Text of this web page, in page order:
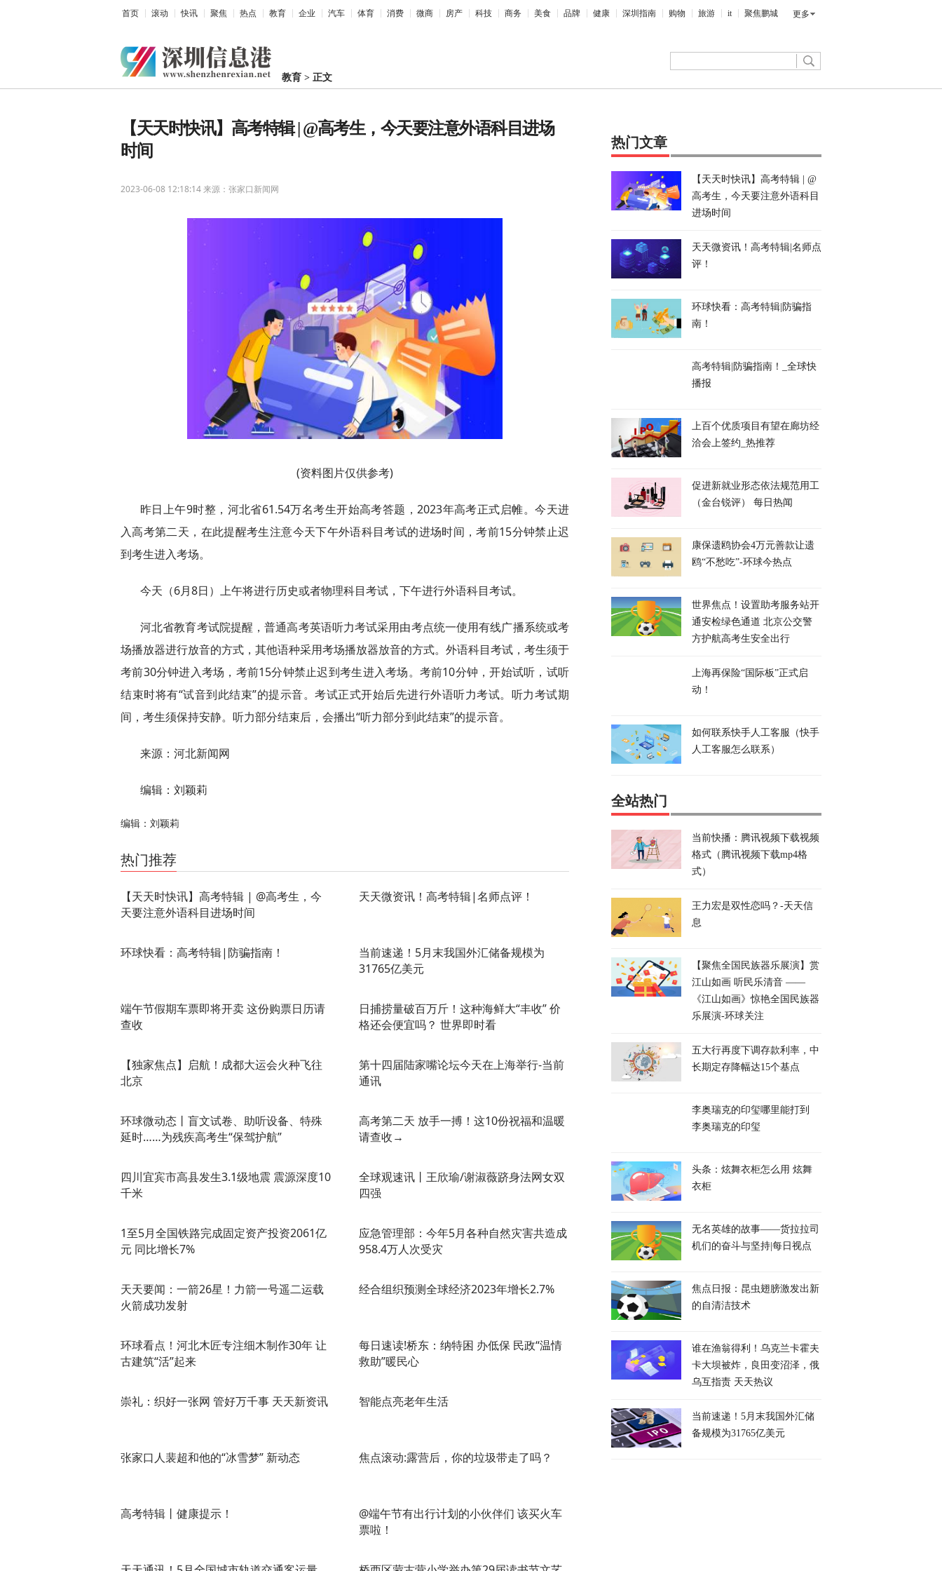
首页 滚动 快讯 聚焦 热点 教育 企业 汽车 体育 消费 微商 房产 科技 商务 美食 品牌 健康 深圳指南 购物 旅游 it 聚焦鹏城 更多
教育 > 正文
【天天时快讯】高考特辑 | @高考生，今天要注意外语科目进场
时间
2023-06-08 12:18:14来源：张家口新闻网
(资料图片仅供参考)
昨日上午9时整，河北省61.54万名考生开始高考答题，2023年高考正式启帷。今天进
入高考第二天，在此提醒考生注意今天下午外语科目考试的进场时间，考前15分钟禁止迟
到考生进入考场。
今天（6月8日）上午将进行历史或者物理科目考试，下午进行外语科目考试。
河北省教育考试院提醒，普通高考英语听力考试采用由考点统一使用有线广播系统或考
场播放器进行放音的方式，其他语种采用考场播放器放音的方式。外语科目考试，考生须于
考前30分钟进入考场，考前15分钟禁止迟到考生进入考场。考前10分钟，开始试听，试听
结束时将有“试音到此结束”的提示音。考试正式开始后先进行外语听力考试。听力考试期
间，考生须保持安静。听力部分结束后，会播出“听力部分到此结束”的提示音。
来源：河北新闻网
编辑：刘颖莉
编辑：刘颖莉
热门推荐
【天天时快讯】高考特辑 | @高考生，今
天要注意外语科目进场时间
天天微资讯！高考特辑|名师点评！
环球快看：高考特辑|防骗指南！
当前速递！5月末我国外汇储备规模为
31765亿美元
端午节假期车票即将开卖 这份购票日历请
查收
日捕捞量破百万斤！这种海鲜大“丰收” 价
格还会便宜吗？ 世界即时看
【独家焦点】启航！成都大运会火种飞往
北京
第十四届陆家嘴论坛今天在上海举行-当前
通讯
环球微动态丨盲文试卷、助听设备、特殊
延时……为残疾高考生“保驾护航”
高考第二天 放手一搏！这10份祝福和温暖
请查收→
四川宜宾市高县发生3.1级地震 震源深度10
千米
全球观速讯丨王欣瑜/谢淑薇跻身法网女双
四强
1至5月全国铁路完成固定资产投资2061亿
元 同比增长7%
应急管理部：今年5月各种自然灾害共造成
958.4万人次受灾
天天要闻：一箭26星！力箭一号遥二运载
火箭成功发射
经合组织预测全球经济2023年增长2.7%
环球看点！河北木匠专注细木制作30年 让
古建筑“活”起来
每日速读!桥东：纳特困 办低保 民政“温情
救助”暖民心
崇礼：织好一张网 管好万千事 天天新资讯 智能点亮老年生活
张家口人裴超和他的“冰雪梦” 新动态 焦点滚动:露营后，你的垃圾带走了吗？
高考特辑丨健康提示！
@端午节有出行计划的小伙伴们 该买火车
票啦！
热门文章
【天天时快讯】高考特辑 | @
高考生，今天要注意外语科目
进场时间
天天微资讯！高考特辑|名师点
评！
环球快看：高考特辑|防骗指
南！
高考特辑|防骗指南！_全球快
播报
上百个优质项目有望在廊坊经
洽会上签约_热推荐
促进新就业形态依法规范用工
（金台锐评） 每日热闻
康保遗鸥协会4万元善款让遗
鸥“不愁吃”-环球今热点
世界焦点！设置助考服务站开
通安检绿色通道 北京公交警
方护航高考生安全出行
上海再保险“国际板”正式启
动！
如何联系快手人工客服（快手
人工客服怎么联系）
全站热门
当前快播：腾讯视频下载视频
格式（腾讯视频下载mp4格
式）
王力宏是双性恋吗？-天天信
息
【聚焦全国民族器乐展演】赏
江山如画 听民乐清音 ——
《江山如画》惊艳全国民族器
乐展演-环球关注
五大行再度下调存款利率，中
长期定存降幅达15个基点
李奥瑞克的印玺哪里能打到
李奥瑞克的印玺
头条：炫舞衣柜怎么用 炫舞
衣柜
无名英雄的故事——货拉拉司
机们的奋斗与坚持|每日视点
焦点日报：昆虫翅膀激发出新
的自清洁技术
谁在渔翁得利！乌克兰卡霍夫
卡大坝被炸，良田变沼泽，俄
乌互指责 天天热议
当前速递！5月末我国外汇储
备规模为31765亿美元